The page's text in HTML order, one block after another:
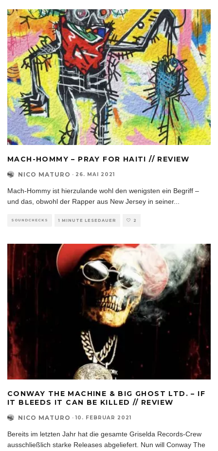
MACH-HOMMY – PRAY FOR HAITI // REVIEW
NICO MATURO · 26. MAI 2021
Mach-Hommy ist hierzulande wohl den wenigsten ein Begriff –
und das, obwohl der Rapper aus New Jersey in seiner...
SOUNDCHECKS 1 MINUTE LESEDAUER 2
CONWAY THE MACHINE & BIG GHOST LTD. – IF
IT BLEEDS IT CAN BE KILLED // REVIEW
NICO MATURO · 10. FEBRUAR 2021
Bereits im letzten Jahr hat die gesamte Griselda Records-Crew
ausschließlich starke Releases abgeliefert. Nun will Conway The